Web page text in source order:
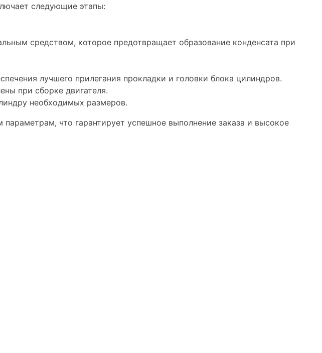
следующие этапы:
средством, которое предотвращает образование конденсата при
лучшего прилегания прокладки и головки блока цилиндров.
при сборке двигателя.
необходимых размеров.
что гарантирует успешное выполнение заказа и высокое